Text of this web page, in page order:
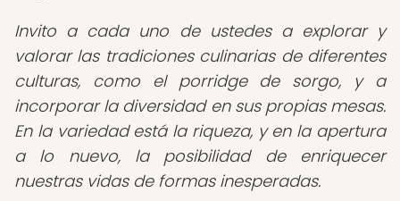
Invito a cada uno de ustedes a explorar y
valorar las tradiciones culinarias de diferentes
culturas, como el porridge de sorgo, y a
incorporar la diversidad en sus propias mesas.
En la variedad está la riqueza, y en la apertura
a lo nuevo, la posibilidad de enriquecer
nuestras vidas de formas inesperadas.